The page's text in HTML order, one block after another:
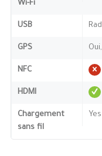
Wi-Fi
USB
GPS
NFC
HDMI
Chargement
sans fil
Yes